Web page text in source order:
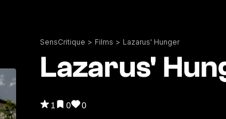
SensCritique > Films > Lazarus' Hunger
Lazarus'
1 0 0